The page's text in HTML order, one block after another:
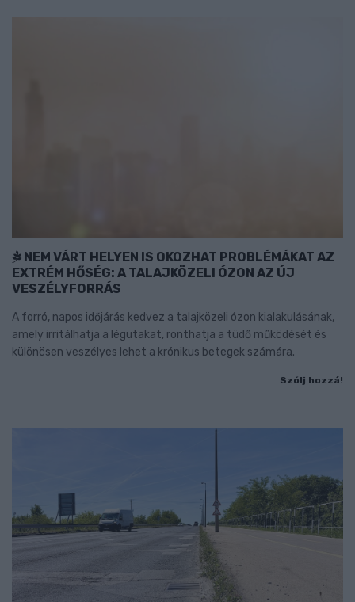
NEM VÁRT HELYEN IS OKOZHAT PROBLÉMÁKAT AZ
EXTRÉM HŐSÉG: A TALAJKÖZELI ÓZON AZ ÚJ
VESZÉLYFORRÁS
A forró, napos időjárás kedvez a talajközeli ózon kialakulásának,
amely irritálhatja a légutakat, ronthatja a tüdő működését és
különösen veszélyes lehet a krónikus betegek számára.
Szólj hozzá!